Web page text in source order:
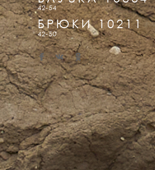
42-54
БРЮКИ 10211
42-50